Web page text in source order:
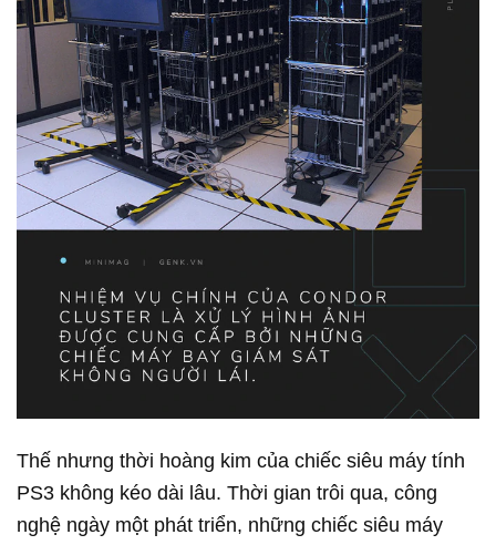
Thế nhưng thời hoàng kim của chiếc siêu máy tính
PS3 không kéo dài lâu. Thời gian trôi qua, công
nghệ ngày một phát triển, những chiếc siêu máy